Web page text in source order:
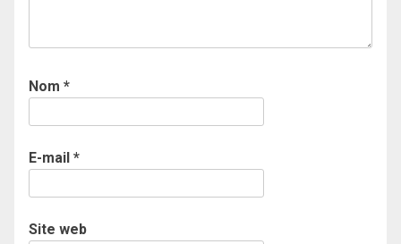
Nom *
E-mail *
Site web